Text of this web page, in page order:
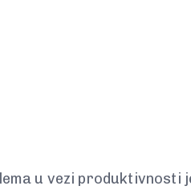
u vezi